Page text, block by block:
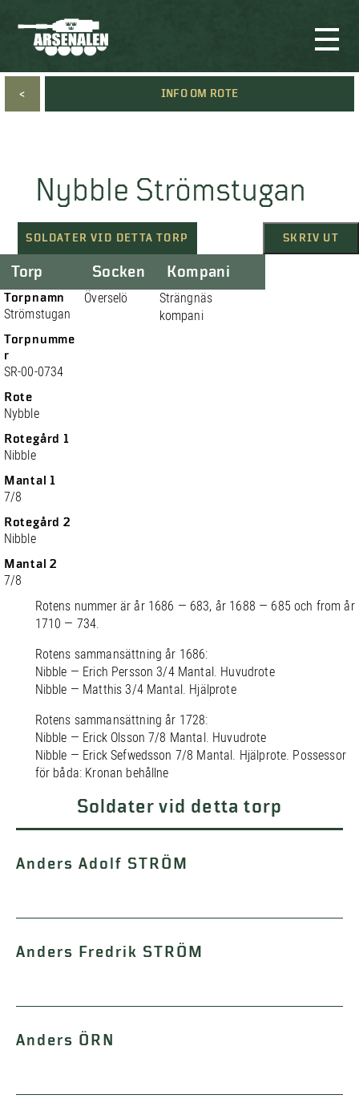
< INFO OM ROTE
Nybble Strömstugan
SOLDATER VID DETTA TORP SKRIV UT
Torp
Torpnamn
Strömstugan
Torpnumme
r
SR-00-0734
Rote
Nybble
Rotegård 1
Nibble
Mantal 1
7/8
Rotegård 2
Nibble
Mantal 2
7/8
Socken
Överselö
Kompani
Strängnäs
kompani
Rotens nummer är år 1686 — 683, år 1688 — 685 och from år
1710 — 734.
Rotens sammansättning år 1686:
Nibble — Erich Persson 3/4 Mantal. Huvudrote
Nibble — Matthis 3/4 Mantal. Hjälprote
Rotens sammansättning år 1728:
Nibble — Erick Olsson 7/8 Mantal. Huvudrote
Nibble — Erick Sefwedsson 7/8 Mantal. Hjälprote. Possessor
för båda: Kronan behållne
Soldater vid detta torp
Anders Adolf STRÖM
Anders Fredrik STRÖM
Anders ÖRN